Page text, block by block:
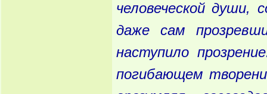
человеческой души,
даже сам
наступило прозрение
погибающем